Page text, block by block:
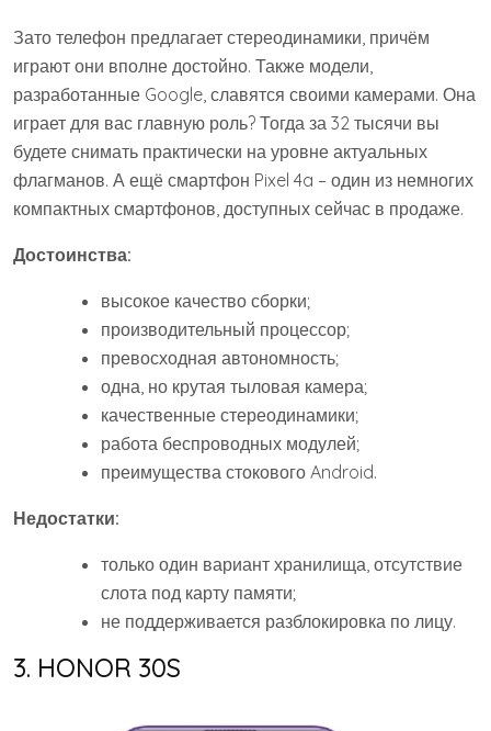
Зато телефон предлагает стереодинамики, причём
играют они вполне достойно. Также модели,
разработанные Google, славятся своими камерами. Она
играет для вас главную роль? Тогда за 32 тысячи вы
будете снимать практически на уровне актуальных
флагманов. А ещё смартфон Pixel 4a – один из немногих
компактных смартфонов, доступных сейчас в продаже.
Достоинства:
высокое качество сборки;
производительный процессор;
превосходная автономность;
одна, но крутая тыловая камера;
качественные стереодинамики;
работа беспроводных модулей;
преимущества стокового Android.
Недостатки:
только один вариант хранилища, отсутствие
слота под карту памяти;
не поддерживается разблокировка по лицу.
3. HONOR 30S